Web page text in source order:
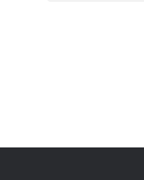
15.07.26 - 8:00